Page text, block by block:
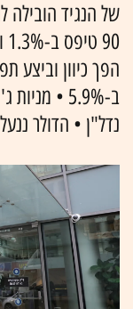
של הנגיד הובילה
הפך כיוון וביצע
ב-5.9% •
נדל"ן • הדולר ננעל